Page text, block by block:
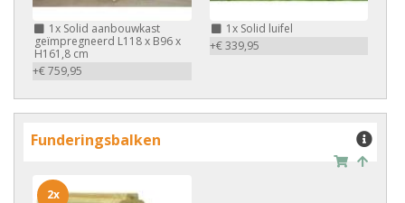
1x Solid aanbouwkast
geïmpregneerd L118 x B96 x
H161,8 cm
+€ 759,95
1xSolid luifel
+€ 339,95
Funderingsbalken
2x